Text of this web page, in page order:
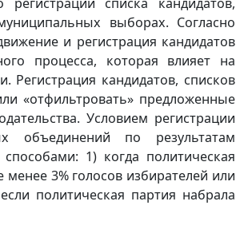
выборах. Согласно
и регистрация кандидатов
процесса, которая влияет на
Регистрация кандидатов, списков
«отфильтровать» предложенные
Условием регистрации
объединений по результатам
1) когда политическая
3% голосов избирателей или
политическая партия набрала